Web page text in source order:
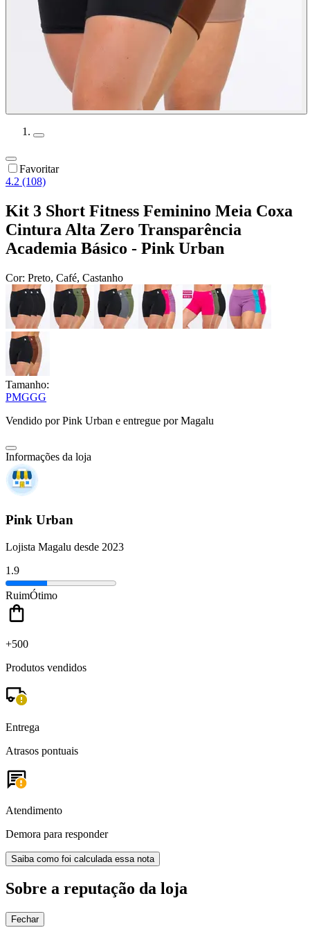
Favoritar
4.2 (108)
Kit 3 Short Fitness Feminino Meia Coxa
Cintura Alta Zero Transparência
Academia Básico - Pink Urban
Cor: Preto, Café, Castanho
Tamanho:
PMGGG
Vendido porPink Urban e entregue por Magalu
Informações da loja
Pink Urban
Lojista Magalu desde 2023
1.9
RuimÓtimo
+500
Produtos vendidos
Entrega
Atrasos pontuais
Atendimento
Demora para responder
Saiba como foi calculada essa nota
Sobre a reputação da loja
Fechar